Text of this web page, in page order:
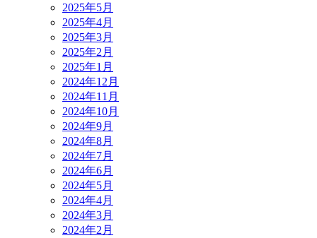
2025年5月
2025年4月
2025年3月
2025年2月
2025年1月
2024年12月
2024年11月
2024年10月
2024年9月
2024年8月
2024年7月
2024年6月
2024年5月
2024年4月
2024年3月
2024年2月